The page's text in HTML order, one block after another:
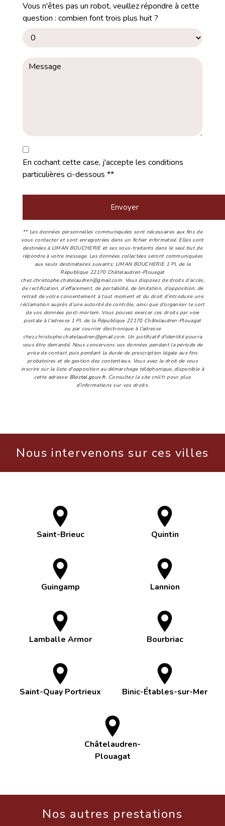
Vous n'êtes pas un robot, veuillez répondre à cette
question : combien font trois plus huit ?
En cochant cette case, j'accepte les conditions
particulières ci-dessous **
Envoyer
** Les données personnelles communiquées sont nécessaires aux fins de
vous contacter et sont enregistrées dans un fichier informatisé. Elles sont
destinées à LIMAN BOUCHERIE et ses sous-traitants dans le seul but de
répondre à votre message. Les données collectées seront communiquées
aux seuls destinataires suivants: LIMAN BOUCHERIE 1 Pl. de la
République 22170 Châtelaudren-Plouagat
chez.christophe.chatelaudren@gmail.com. Vous disposez de droits d’accès,
de rectification, d’effacement, de portabilité, de limitation, d’opposition, de
retrait de votre consentement à tout moment et du droit d’introduire une
réclamation auprès d’une autorité de contrôle, ainsi que d’organiser le sort
de vos données post-mortem. Vous pouvez exercer ces droits par voie
postale à l'adresse 1 Pl. de la République 22170 Châtelaudren-Plouagat
ou par courrier électronique à l'adresse
chez.christophe.chatelaudren@gmail.com. Un justificatif d'identité pourra
vous être demandé. Nous conservons vos données pendant la période de
prise de contact puis pendant la durée de prescription légale aux fins
probatoires et de gestion des contentieux. Vous avez le droit de vous
inscrire sur la liste d'opposition au démarchage téléphonique, disponible à
cette adresse: Bloctel.gouv.fr. Consultez le site cnil.fr pour plus
d’informations sur vos droits.
Nous intervenons sur ces villes
Saint-Brieuc Quintin
Guingamp Lannion
Lamballe Armor Bourbriac
Saint-Quay Portrieux Binic-Étables-sur-Mer
Châtelaudren-
Plouagat
Nos autres prestations